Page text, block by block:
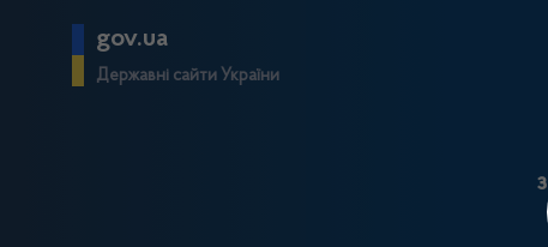
gov.ua
Державні сайти України